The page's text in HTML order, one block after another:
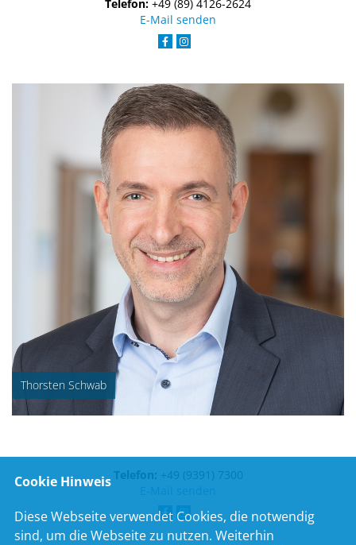
Telefon: +49 (89) 4126-2624
E-Mail senden
Thorsten Schwab
Telefon: +49 (9391) 7300
E-Mail senden
Cookie Hinweis
Diese Webseite verwendet Cookies, die notwendig
sind, um die Webseite zu nutzen. Weiterhin